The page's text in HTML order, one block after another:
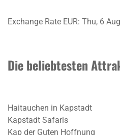
Exchange Rate EUR: Thu, 6
Die beliebtesten
Haitauchen in Kapstadt
Kapstadt Safaris
Kap der Guten Hoffnung